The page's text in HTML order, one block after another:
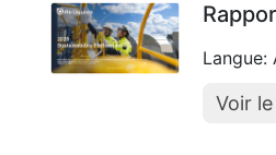
Langue:
Voir